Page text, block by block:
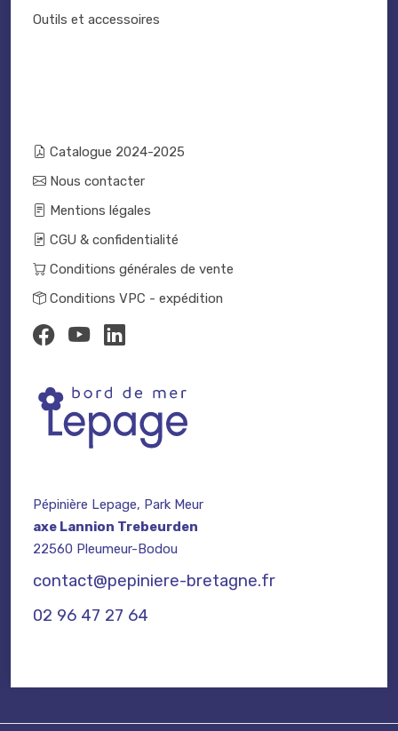
Outils et accessoires
Catalogue 2024-2025
Nous contacter
Mentions légales
CGU & confidentialité
Conditions générales de vente
Conditions VPC - expédition
Pépinière Lepage, Park Meur
axe Lannion Trebeurden
22560 Pleumeur-Bodou
contact@pepiniere-bretagne.fr
02 96 47 27 64